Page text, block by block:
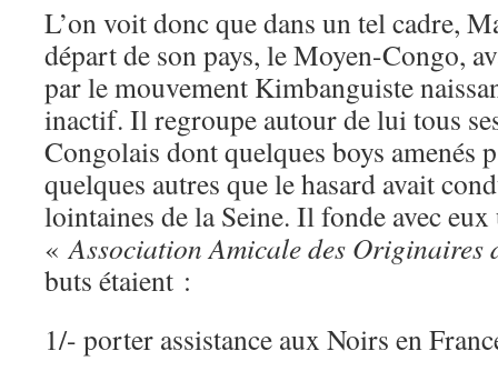
L’on voit donc que dans un tel cadre,
départ de son pays, le Moyen-Congo,
par le mouvement Kimbanguiste
inactif. Il regroupe autour de lui tous
Congolais dont quelques boys amenés
quelques autres que le hasard avait
lointaines de la Seine. Il fonde avec
«Association Amicale des Originaires
buts étaient :
1/- porter assistance aux Noirs en